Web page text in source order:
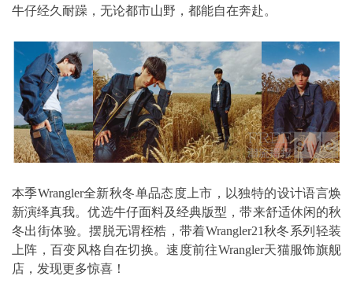
牛仔经久耐躁，无论都市山野，都能自在奔赴。
本季Wrangler全新秋冬单品态度上市，以独特的设计语言焕
新演绎真我。优选牛仔面料及经典版型，带来舒适休闲的秋
冬出街体验。摆脱无谓桎梏，带着Wrangler21秋冬系列轻装
上阵，百变风格自在切换。速度前往Wrangler天猫服饰旗舰
店，发现更多惊喜！